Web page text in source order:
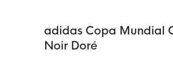
adidas Copa Mundial
Noir Doré